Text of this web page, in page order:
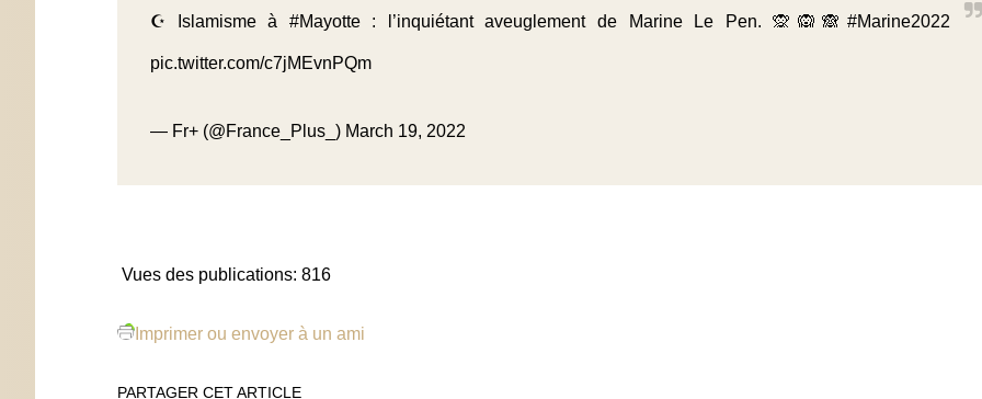
☪️ Islamisme à #Mayotte: l’inquiétant aveuglement de Marine Le Pen. 🙊🙉🙈#Marine2022
pic.twitter.com/c7jMEvnPQm
— Fr+ (@France_Plus_) March 19, 2022
Vues des publications: 816
Imprimer ou envoyer à un ami
PARTAGER CET ARTICLE